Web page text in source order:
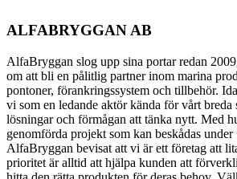
ALFABRYGGAN AB
AlfaBryggan slog upp sina portar redan
om att bli en pålitlig partner inom marina
pontoner, förankringssystem och tillbehör.
vi som en ledande aktör kända för vårt
lösningar och förmågan att tänka nytt. Med
genomförda projekt som kan beskådas under
AlfaBryggan bevisat att vi är ett företag att
prioritet är alltid att hjälpa kunden att